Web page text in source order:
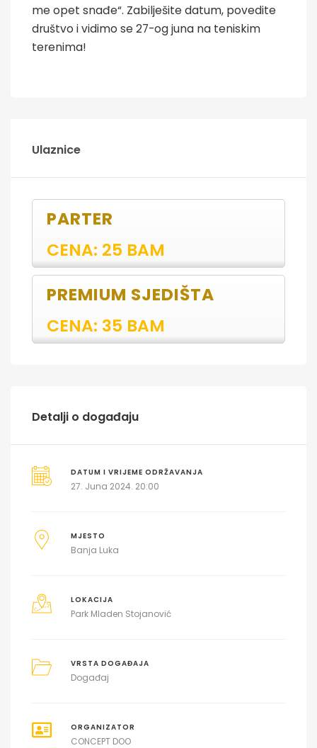
me opet snađe“. Zabilješite datum, povedite
društvo i vidimo se 27-og juna na teniskim
terenima!
Ulaznice
PARTER
CENA: 25 BAM
PREMIUM SJEDIŠTA
CENA: 35 BAM
Detalji o događaju
DATUM I VRIJEME ODRŽAVANJA
27. Juna 2024. 20:00
MJESTO
Banja Luka
LOKACIJA
Park Mladen Stojanović
VRSTA DOGAĐAJA
Događaj
ORGANIZATOR
CONCEPT DOO